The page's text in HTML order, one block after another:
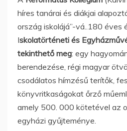
híres tanárai és diákjai
ország iskolájá”-vá..180 éves
Iskolatörténeti és
tekinthető meg: egy
berendezése, régi magyar
csodálatos hímzésű terítők,
könyvritkaságokat őrző
amely 500. 000 kötetével az
egyházi gyűjteménye.